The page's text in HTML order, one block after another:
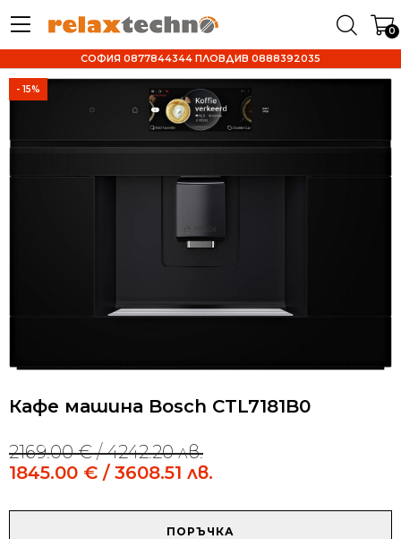
0
СОФИЯ 0877844344 ПЛОВДИВ 0888392035
- 15%
Кафе машина Bosch CTL7181B0
2169.00€/ 4242.20 лв.
Original
price
2169.00 €
1845.00 € / 3608.51 лв.
Current
price
1845.00 €
ПОРЪЧКА